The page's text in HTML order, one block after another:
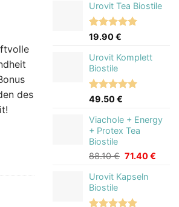
des
Urovit Tea Biostile
Bewertet
von 5,
basierend
auf
2
Kundenbewertungen
19.90€
Urovit Komplett
Biostile
Bewertet
von 5,
basierend
auf
6
Kundenbewertungen
49.50€
Viachole + Energy
+ Protex Tea
Biostile
88.10€
war:
71.40€
Urovit Kapseln
Biostile